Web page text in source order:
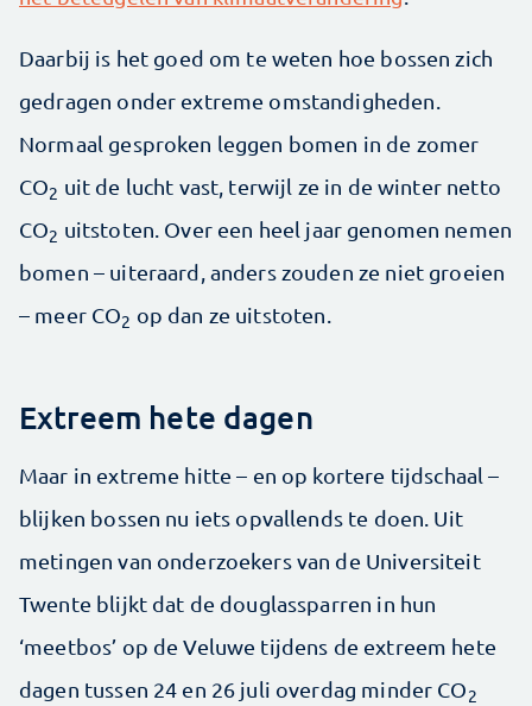
Daarbij is het goed om te weten hoe bossen zich
gedragen onder extreme omstandigheden.
Normaal gesproken leggen bomen in de zomer
CO2 uit de lucht vast, terwijl ze in de winter netto
CO2 uitstoten. Over een heel jaar genomen nemen
bomen – uiteraard, anders zouden ze niet groeien
– meer CO2 op dan ze uitstoten.
Extreem hete dagen
Maar in extreme hitte – en op kortere tijdschaal –
blijken bossen nu iets opvallends te doen. Uit
metingen van onderzoekers van de Universiteit
Twente blijkt dat de douglassparren in hun
‘meetbos’ op de Veluwe tijdens de extreem hete
dagen tussen 24 en 26 juli overdag minder CO2